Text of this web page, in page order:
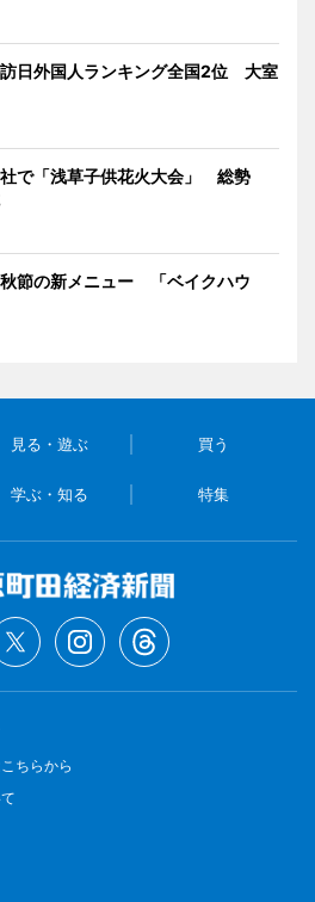
日外国人ランキング全国2位 大室
社で「浅草子供花火大会」 総勢
節の新メニュー 「ベイクハウ
見る・遊ぶ 買う
学ぶ・知る 特集
ちらから